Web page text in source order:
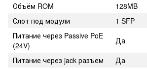
Объём ROM
128MB
Слот под модули
1 SFP
Питание через Passive PoE
(24V)
Да
Питание через jack разъем
Да